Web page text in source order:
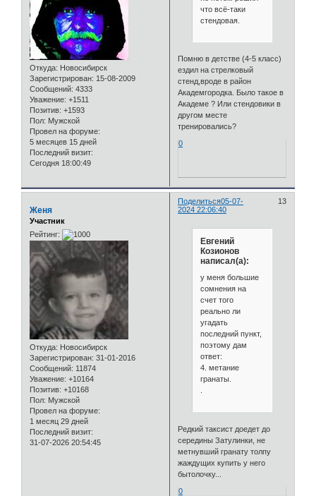
Откуда: Новосибирск
Зарегистрирован: 15-08-2009
Сообщений: 4333
Уважение: +1511
Позитив: +1593
Пол: Мужской
Провел на форуме:
5 месяцев 15 дней
Последний визит:
Сегодня 18:00:49
что всё-таки
стендовая.
Помню в детстве (4-5 класс)
ездил на стрелковый
стенд,вроде в район
Академгородка. Было такое в
Академе ? Или стендовики в
другом месте
тренировались?
0
Поделиться 13
05-07-
2024 22:06:40
Женя
Участник
Рейтинг:
Откуда: Новосибирск
Зарегистрирован: 31-01-2016
Сообщений: 11874
Уважение: +10164
Позитив: +10168
Пол: Мужской
Провел на форуме:
1 месяц 29 дней
Последний визит:
31-07-2026 20:54:45
Евгений
Козионов
написал(а):
у меня большие
сомнения на
счет того
реально ли
угадать
последний пункт,
поэтому дам
ответ:
4. метание
гранаты.
Редкий таксист доедет до
середины Затулинки, не
метнувший гранату толпу
жаждущих купить у него
бытолочку...
0